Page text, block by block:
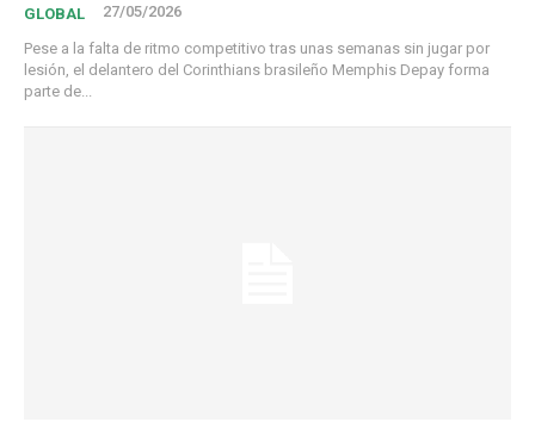
GLOBAL 27/05/2026
Pese a la falta de ritmo competitivo tras unas semanas sin jugar por
lesión, el delantero del Corinthians brasileño Memphis Depay forma
parte de...